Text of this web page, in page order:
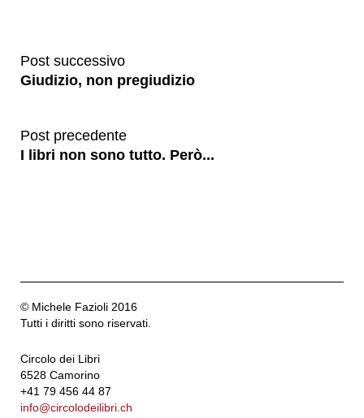
Post successivo
Giudizio, non pregiudizio
Post precedente
I libri non sono tutto. Però...
© Michele Fazioli 2016
Tutti i diritti sono riservati.
Circolo dei Libri
6528 Camorino
+41 79 456 44 87
info@circolodeilibri.ch